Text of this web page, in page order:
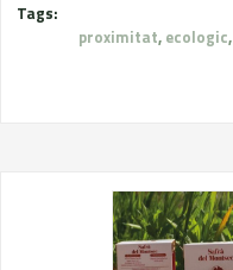
Tags:
proximitat, ecologic,